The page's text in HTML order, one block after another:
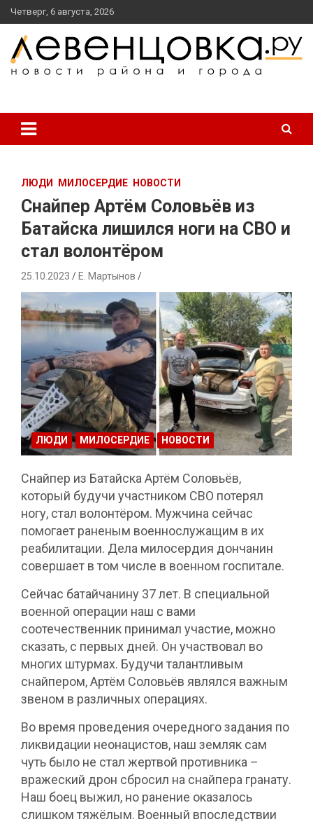
перейти
к
содержанию
Четверг, 6 августа, 2026
ЛЮДИ МИЛОСЕРДИЕ НОВОСТИ
Снайпер Артём Соловьёв из
Батайска лишился ноги на СВО и
стал волонтёром
25.10.2023 Е. Мартынов
ЛЮДИ МИЛОСЕРДИЕ НОВОСТИ
Снайпер из Батайска Артём Соловьёв,
который будучи участником СВО потерял
ногу, стал волонтёром. Мужчина сейчас
помогает раненым военнослужащим в их
реабилитации. Дела милосердия дончанин
совершает в том числе в военном госпитале.
Сейчас батайчанину 37 лет. В специальной
военной операции наш с вами
соотечественник принимал участие, можно
сказать, с первых дней. Он участвовал во
многих штурмах. Будучи талантливым
снайпером, Артём Соловьёв являлся важным
звеном в различных операциях.
Во время проведения очередного задания по
ликвидации неонацистов, наш земляк сам
чуть было не стал жертвой противника –
вражеский дрон сбросил на снайпера гранату.
Наш боец выжил, но ранение оказалось
слишком тяжёлым. Военный впоследствии